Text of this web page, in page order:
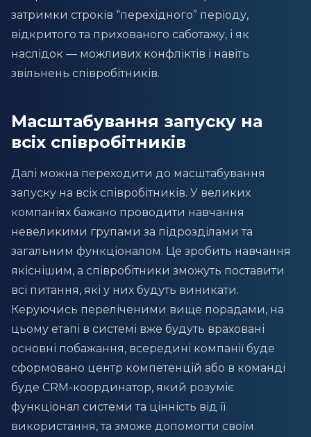
затримки строків “перехідного” періоду,
відкритого та прихованого саботажу, і як
наслідок — можливих конфліктів і навіть
звільнень співробітників.
Масштабування запуску на
всіх співробітників
Далі можна переходити до масштабування
запуску на всіх співробітників. У великих
компаніях бажано проводити навчання
невеликими групами за підрозділами та
загальним функціоналом. Це зробить навчання
якіснішим, а співробітники зможуть поставити
всі питання, які у них будуть виникати.
Керуючись переліченими вище порадами, на
цьому етапі в системі вже будуть враховані
основні побажання, всередині компанії буде
сформовано центр компетенцій або в команді
буде CRM-координатор, який розуміє
функціонал системи та цінність від її
використання, та зможе допомогти своїм